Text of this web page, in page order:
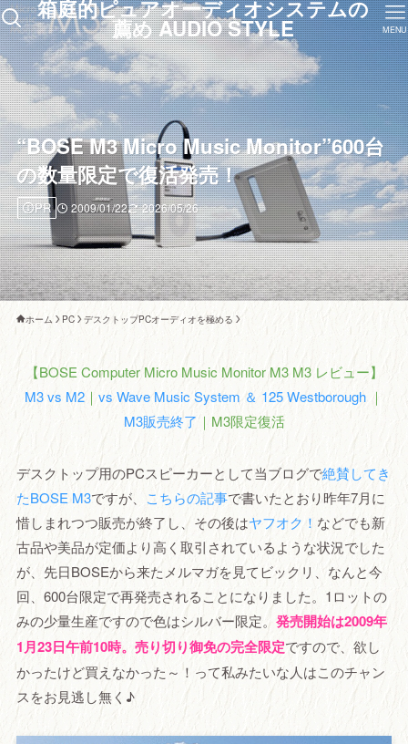
箱庭的ピュアオーディオシステムの
薦め AUDIO STYLE MENU
“BOSE M3 Micro Music Monitor”600台
の数量限定で復活発売！
PR 2009/01/22 2026/05/26
ホーム PC デスクトップPCオーディオを極める
【BOSE Computer Micro Music Monitor M3 M3 レビュー】
M3 vs M2 ｜ vs Wave Music System ＆ 125 Westborough ｜
M3販売終了 ｜M3限定復活
デスクトップ用のPCスピーカーとして当ブログで絶賛してき
たBOSE M3ですが、 こちらの記事で書いたとおり昨年7月に
惜しまれつつ販売が終了し、その後はヤフオク！ などでも新
古品や美品が定価より高く取引されているような状況でした
が、先日BOSEから来たメルマガを見てビックリ、なんと今
回、600台限定で再発売されることになりました。1ロットの
みの少量生産ですので色はシルバー限定。 発売開始は2009年
1月23日午前10時。売り切り御免の完全限定ですので、欲し
かったけど買えなかった～！って私みたいな人はこのチャン
スをお見逃し無く♪